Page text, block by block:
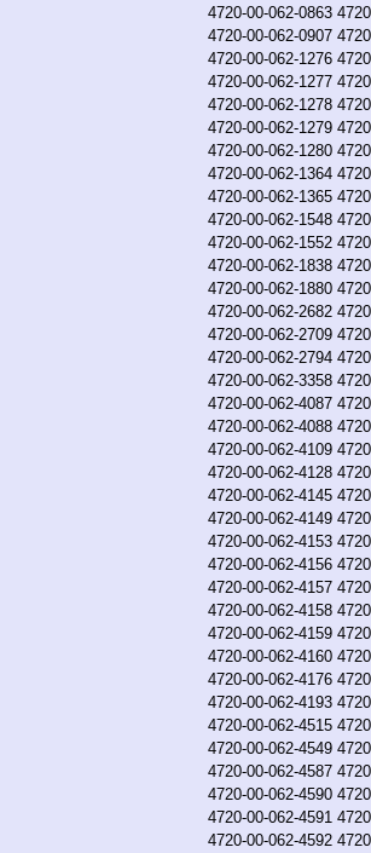
4720-00-062-0863
4720-00-062-0907
4720-00-062-1276
4720-00-062-1277
4720-00-062-1278
4720-00-062-1279
4720-00-062-1280
4720-00-062-1364
4720-00-062-1365
4720-00-062-1548
4720-00-062-1552
4720-00-062-1838
4720-00-062-1880
4720-00-062-2682
4720-00-062-2709
4720-00-062-2794
4720-00-062-3358
4720-00-062-4087
4720-00-062-4088
4720-00-062-4109
4720-00-062-4128
4720-00-062-4145
4720-00-062-4149
4720-00-062-4153
4720-00-062-4156
4720-00-062-4157
4720-00-062-4158
4720-00-062-4159
4720-00-062-4160
4720-00-062-4176
4720-00-062-4193
4720-00-062-4515
4720-00-062-4549
4720-00-062-4587
4720-00-062-4590
4720-00-062-4591
4720-00-062-4592